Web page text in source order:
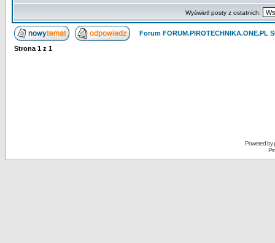
Wyświetl posty z ostatnich:
Forum FORUM.PIROTECHNIKA.ONE.PL
Strona 1 z 1
Powered by